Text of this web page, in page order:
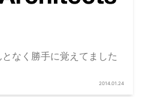
なく勝手に覚えてました
2014.01.24